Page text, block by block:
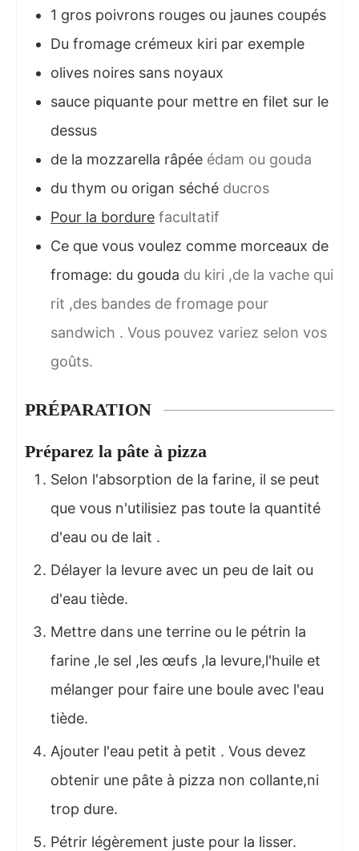
1 gros poivrons rouges ou jaunes coupés
Du fromage crémeux kiri par exemple
olives noires sans noyaux
sauce piquante pour mettre en filet sur le
dessus
de la mozzarella râpée édam ou gouda
du thym ou origan séché ducros
Pour la bordure facultatif
Ce que vous voulez comme morceaux de
fromage: du gouda du kiri ,de la vache qui
rit ,des bandes de fromage pour
sandwich . Vous pouvez variez selon vos
goûts.
PRÉPARATION
Préparez la pâte à pizza
Selon l'absorption de la farine, il se peut
que vous n'utilisiez pas toute la quantité
d'eau ou de lait .
Délayer la levure avec un peu de lait ou
d'eau tiède.
Mettre dans une terrine ou le pétrin la
farine ,le sel ,les œufs ,la levure,l'huile et
mélanger pour faire une boule avec l'eau
tiède.
Ajouter l'eau petit à petit . Vous devez
obtenir une pâte à pizza non collante,ni
trop dure.
Pétrir légèrement juste pour la lisser.